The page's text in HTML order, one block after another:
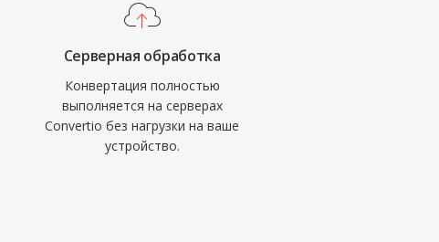
Серверная обработка
Конвертация полностью
выполняется на серверах
Convertio без нагрузки на ваше
устройство.